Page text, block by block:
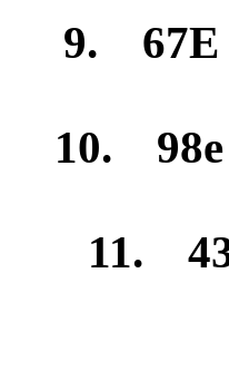
9. 67E
10.
11.